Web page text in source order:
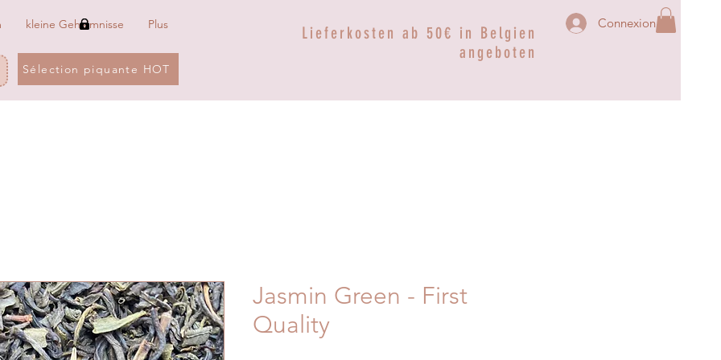
kleine Geheimnisse Plus
Sélection piquante HOT
Lieferkosten ab 50€ in Belgien
angeboten
Connexion
Jasmin Green - First
Quality